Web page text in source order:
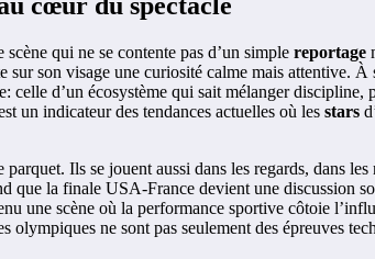
cœur du spectacle
qui ne se contente pas d’un simple reportage
son visage une curiosité calme mais attentive. À
d’un écosystème qui sait mélanger
un indicateur des tendances actuelles où les stars
Ils se jouent aussi dans les regards, dans
que la finale USA-France devient une discussion
une scène où la performance sportive côtoie
ne sont pas seulement des épreuves